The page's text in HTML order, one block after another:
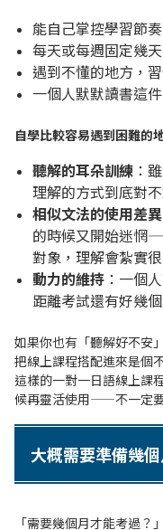
能自己掌控學習節
每天或每週固定幾
遇到不懂的地方，
一個人默默讀書這
自學比較容易遇到困難的
聽解的耳朵訓練 ：
理解的方式到底對
相似文法的使用差異
的時候又開始迷惘
對象，理解會紮實很
動力的維持 ：一個
距離考試還有好幾
如果你也有「聽解好不安
把線上課程搭配進來是個
這樣的一對一日語線上課
候再靈活使用——不一定
大概需要準備幾個
「需要幾個月才能考過